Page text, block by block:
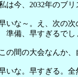
は今、2032年のブ
いな～。え、次の次
すぎるでしょ。
の間の大会なんか、
いな。早すぎる。全